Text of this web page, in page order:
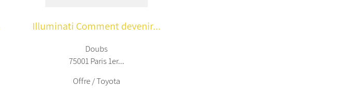
Illuminati Comment devenir...
Doubs
75001 Paris 1er...
Offre / Toyota